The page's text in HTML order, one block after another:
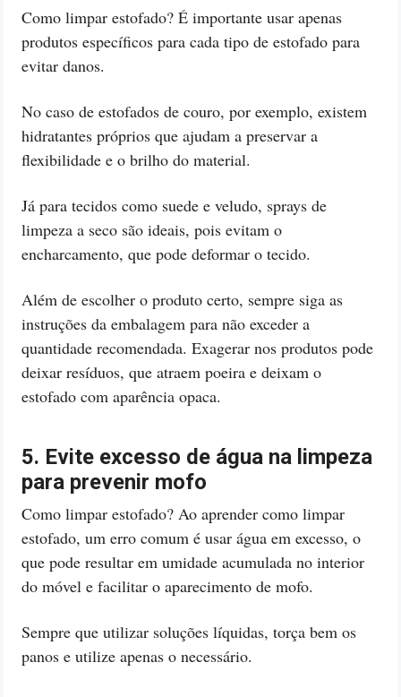
Como limpar estofado? É importante usar apenas
produtos específicos para cada tipo de estofado para
evitar danos.
No caso de estofados de couro, por exemplo, existem
hidratantes próprios que ajudam a preservar a
flexibilidade e o brilho do material.
Já para tecidos como suede e veludo, sprays de
limpeza a seco são ideais, pois evitam o
encharcamento, que pode deformar o tecido.
Além de escolher o produto certo, sempre siga as
instruções da embalagem para não exceder a
quantidade recomendada. Exagerar nos produtos pode
deixar resíduos, que atraem poeira e deixam o
estofado com aparência opaca.
5. Evite excesso de água na limpeza
para prevenir mofo
Como limpar estofado? Ao aprender como limpar
estofado, um erro comum é usar água em excesso, o
que pode resultar em umidade acumulada no interior
do móvel e facilitar o aparecimento de mofo.
Sempre que utilizar soluções líquidas, torça bem os
panos e utilize apenas o necessário.